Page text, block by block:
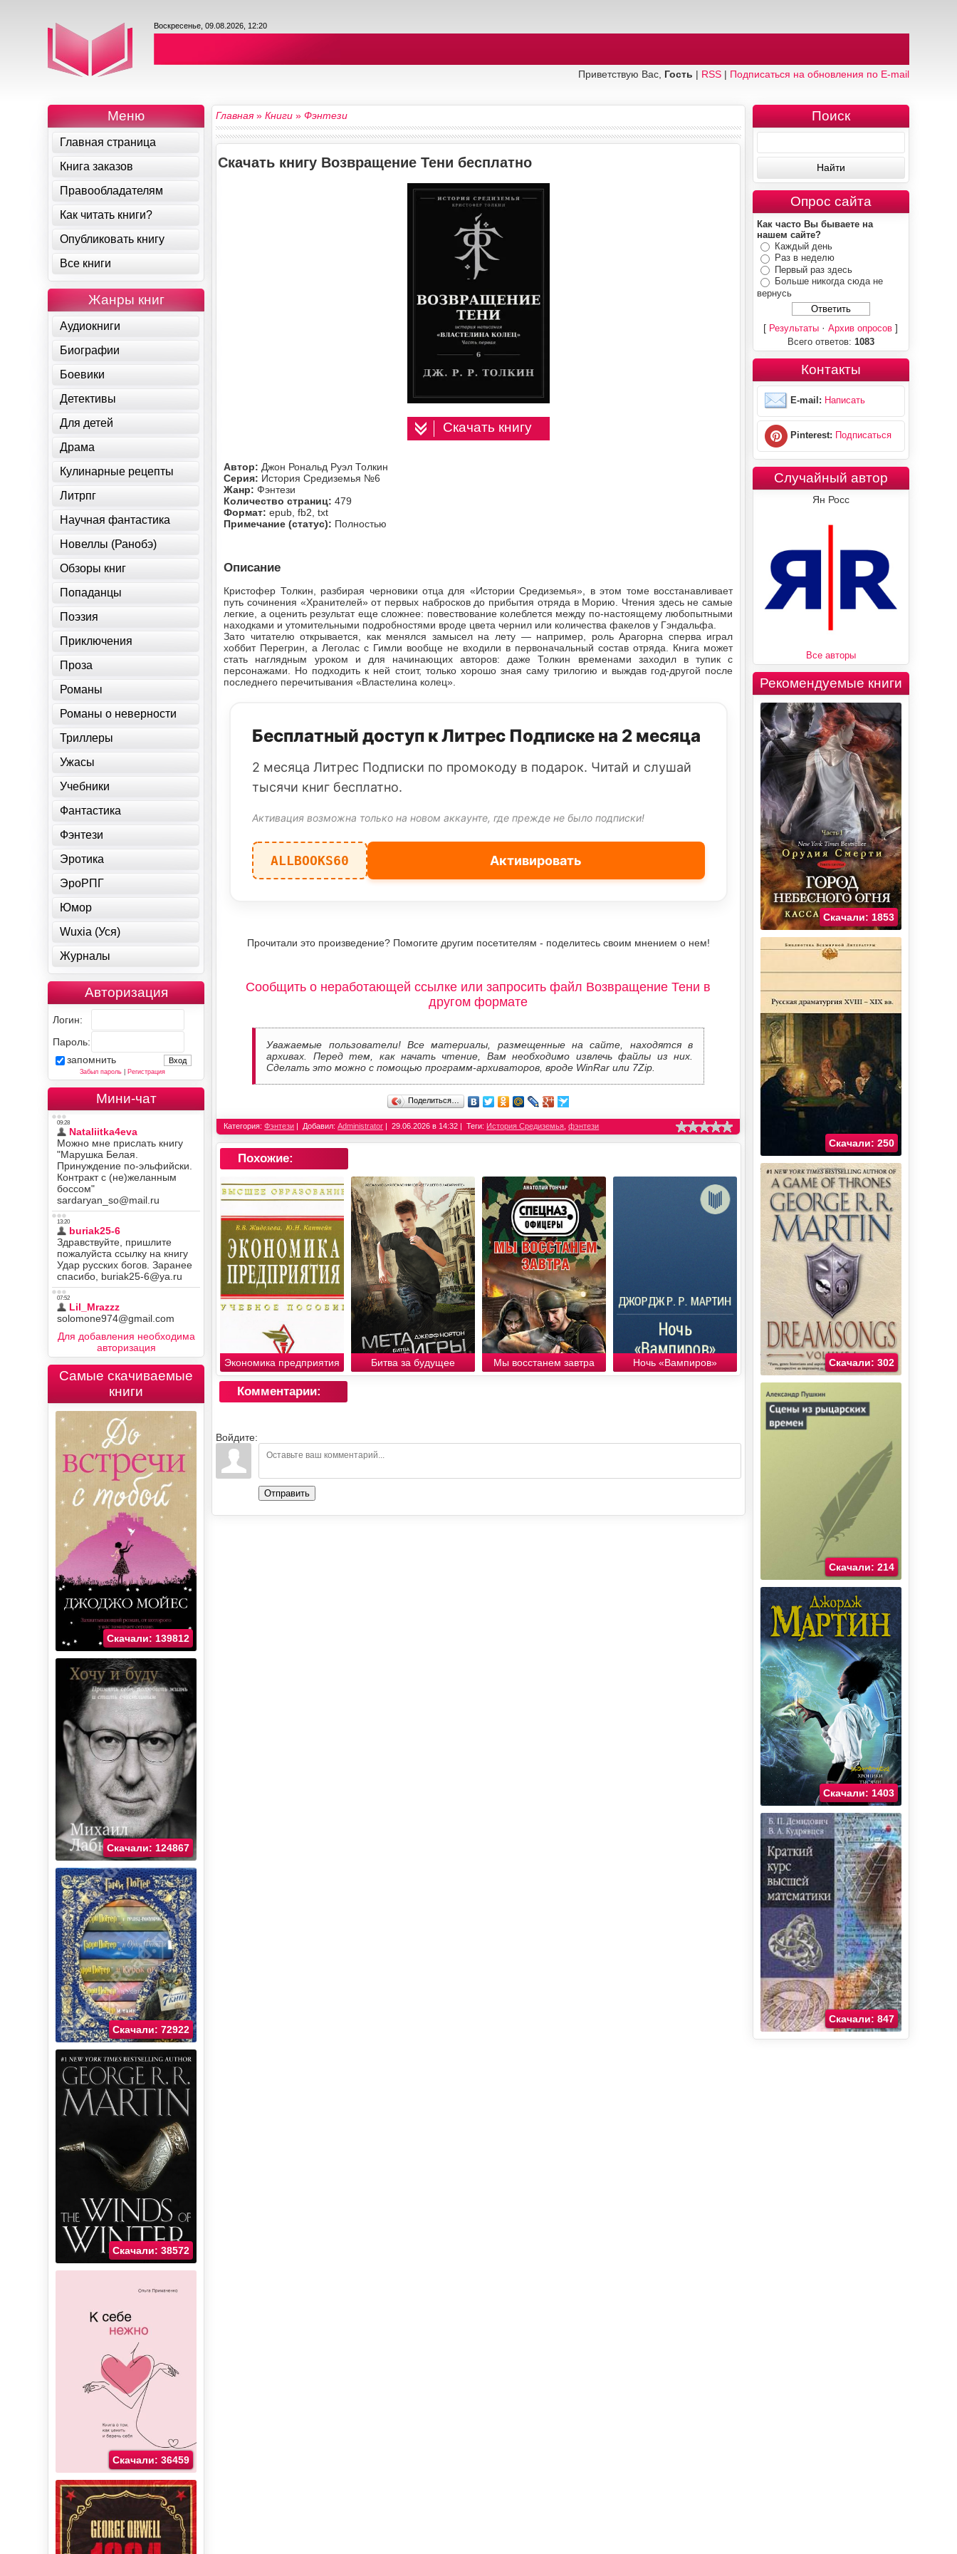
Воскресенье, 09.08.2026, 12:20
Приветствую Вас, Гость | RSS| Подписаться на обновления по E-mail
Главная»Книги »Фэнтези
Скачать книгу Возвращение Тени бесплатно
Скачать книгу
Автор: Джон Рональд Руэл Толкин
Серия: История Средиземья №6
Жанр:Фэнтези
Количество страниц:479
Формат:epub, fb2, txt
Примечание (статус): Полностью
Описание
Кристофер Толкин, разбирая черновики отца для «Истории Средиземья», в этом томе восстанавливает
путь сочинения «Хранителей» от первых набросков до прибытия отряда в Морию. Чтения здесь не самые
легкие, а оценить результат еще сложнее: повествование колеблется между по-настоящему любопытными
находками и утомительными подробностями вроде цвета чернил или количества факелов у Гэндальфа.
Зато читателю открывается, как менялся замысел на лету — например, роль Арагорна сперва играл
хоббит Перегрин, а Леголас с Гимли вообще не входили в первоначальный состав отряда. Книга может
стать наглядным уроком и для начинающих авторов: даже Толкин временами заходил в тупик с
персонажами. Но подходить к ней стоит, только хорошо зная саму трилогию и выждав год-другой после
последнего перечитывания «Властелина колец».
Бесплатный доступ к Литрес Подписке на 2 месяца
2 месяца Литрес Подписки по промокоду в подарок. Читай и слушай
тысячи книг бесплатно.
Активация возможна только на новом аккаунте, где прежде не было подписки!
ALLBOOKS60 Активировать
Прочитали это произведение? Помогите другим посетителям - поделитесь своим мнением о нем!
Сообщить о неработающей ссылке или запросить файл Возвращение Тени в
другом формате
Уважаемые пользователи! Все материалы, размещенные на сайте, находятся в
архивах. Перед тем, как начать чтение, Вам необходимо извлечь файлы из них.
Сделать это можно с помощью программ-архиваторов, вроде WinRar или 7Zip.
Поделиться…
Категория:Фэнтези Добавил:Administrator 29.06.2026 в 14:32 Теги: История Средиземья ,фэнтези
Похожие:
Экономика предприятия Битва за будущее Мы восстанем завтра Ночь «Вампиров»
Комментарии:
Войдите:
Отправить
Меню
Главная страница
Книга заказов
Правообладателям
Как читать книги?
Опубликовать книгу
Все книги
Жанры книг
Аудиокниги
Биографии
Боевики
Детективы
Для детей
Драма
Кулинарные рецепты
Литрпг
Научная фантастика
Новеллы (Ранобэ)
Обзоры книг
Попаданцы
Поэзия
Приключения
Проза
Романы
Романы о неверности
Триллеры
Ужасы
Учебники
Фантастика
Фэнтези
Эротика
ЭроРПГ
Юмор
Wuxia (Уся)
Журналы
Авторизация
Логин:
Пароль:
запомнить
Забыл пароль| Регистрация
Мини-чат
Для добавления необходима
авторизация
Самые скачиваемые
книги
Скачали: 139812
Скачали: 124867
Скачали: 72922
Скачали: 38572
Скачали: 36459
Поиск
Опрос сайта
Как часто Вы бываете на
нашем сайте?
Каждый день
Раз в неделю
Первый раз здесь
Больше никогда сюда не
вернусь
[ Результаты ·Архив опросов ]
Всего ответов: 1083
Контакты
E-mail: Написать
Pinterest: Подписаться
Случайный автор
Ян Росс
Все авторы
Рекомендуемые книги
Скачали: 1853
Скачали: 250
Скачали: 302
Скачали: 214
Скачали: 1403
Скачали: 847